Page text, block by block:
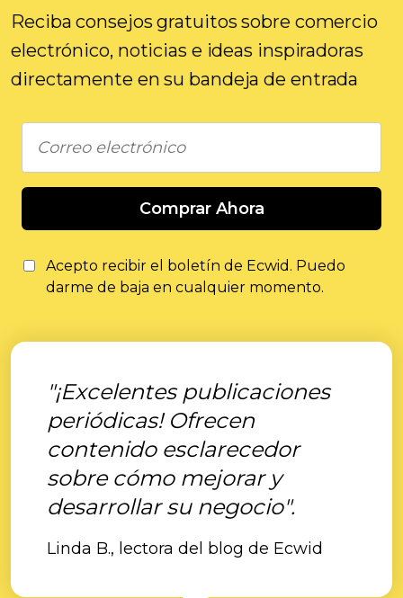
Reciba consejos gratuitos sobre comercio
electrónico, noticias e ideas inspiradoras
directamente en su bandeja de entrada
Comprar Ahora
Acepto recibir el boletín de Ecwid. Puedo
darme de baja en cualquier momento.
"¡Excelentes publicaciones
periódicas! Ofrecen
contenido esclarecedor
sobre cómo mejorar y
desarrollar su negocio".
Linda B., lectora del blog de Ecwid